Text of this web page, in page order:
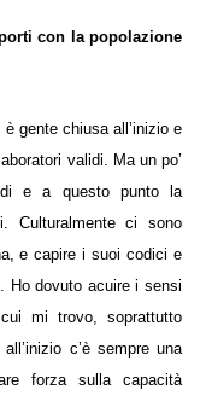
con la popolazione
gente chiusa all’inizio e
validi. Ma un po’
e a questo punto la
Culturalmente ci sono
e capire i suoi codici e
Ho dovuto acuire i sensi
mi trovo, soprattutto
c’è sempre una
forza sulla capacità